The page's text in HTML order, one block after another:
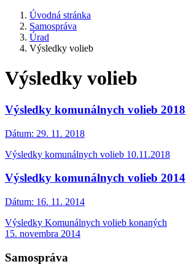
Úvodná stránka
Samospráva
Úrad
Výsledky volieb
Výsledky volieb
Výsledky komunálnych volieb 2018
Dátum: 29. 11. 2018
Výsledky komunálnych volieb 10.11.2018
Výsledky komunálnych volieb 2014
Dátum: 16. 11. 2014
Výsledky Komunálnych volieb konaných
15. novembra 2014
Samospráva